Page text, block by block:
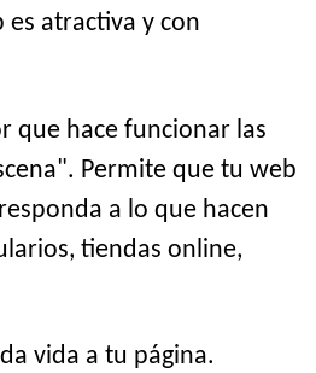
atractiva y con
que hace funcionar las
Permite que tu web
a lo que hacen
tiendas online,
vida a tu página.